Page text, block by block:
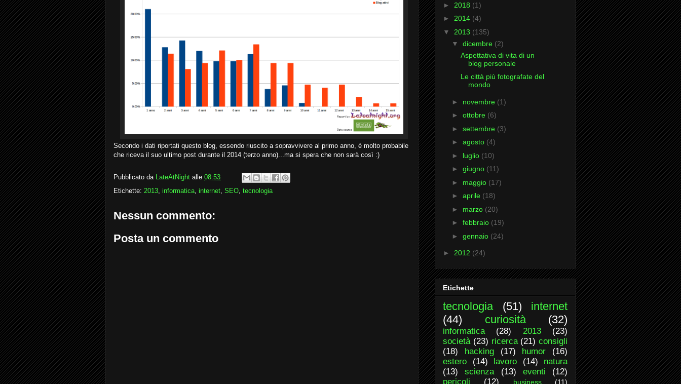
Secondo i dati riportati questo blog, essendo riuscito a sopravvivere al primo anno, è molto probabile
che riceva il suo ultimo post durante il 2014 (terzo anno)...ma si spera che non sarà così :)
Pubblicato da LateAtNight alle 08:53
Etichette: 2013 informatica internet SEO tecnologia
Nessun commento:
Posta un commento
► 2018 (1)
► 2014 (4)
▼ 2013 (135)
▼ dicembre (2)
Aspettativa di vita di un
blog personale
Le città più fotografate del
mondo
► novembre (1)
► ottobre (6)
► settembre (3)
► agosto (4)
► luglio (10)
► giugno (11)
► maggio (17)
► aprile (18)
► marzo (20)
► febbraio (19)
► gennaio (24)
► 2012 (24)
Etichette
tecnologia (51)
internet
(44)
curiosità (32)
informatica (28) 2013
(23)
società (23) ricerca (21) consigli
(18)
hacking (17) humor
(16)
estero
(14) lavoro (14)
natura
(13)
scienza (13) eventi
(12)
pericoli
(12) business (11)